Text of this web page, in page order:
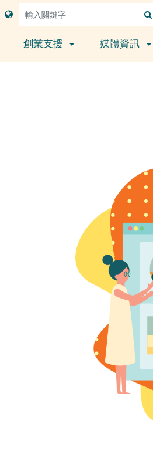
創業支援 媒體資訊